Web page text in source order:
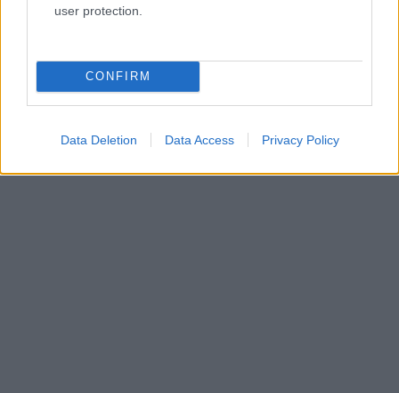
user protection.
CONFIRM
Data Deletion Data Access Privacy Policy